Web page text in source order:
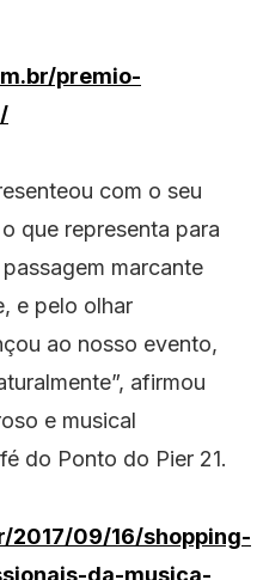
premio-
com o seu
que representa para
marcante
e pelo olhar
ao nosso evento,
afirmou
e musical
do Ponto do Pier 21.
2017/09/16/shopping-
da-musica-